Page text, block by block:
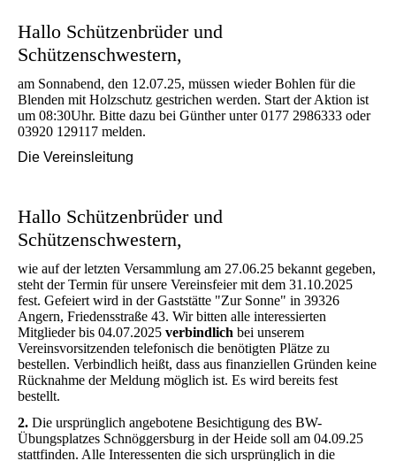
Hallo Schützenbrüder und
Schützenschwestern,
am Sonnabend, den 12.07.25, müssen wieder Bohlen für die
Blenden mit Holzschutz gestrichen werden. Start der Aktion ist
um 08:30Uhr. Bitte dazu bei Günther unter 0177 2986333 oder
03920 129117 melden.
Die Vereinsleitung
Hallo Schützenbrüder und
Schützenschwestern,
wie auf der letzten Versammlung am 27.06.25 bekannt gegeben,
steht der Termin für unsere Vereinsfeier mit dem 31.10.2025
fest. Gefeiert wird in der Gaststätte "Zur Sonne" in 39326
Angern, Friedensstraße 43. Wir bitten alle interessierten
Mitglieder bis 04.07.2025 verbindlich bei unserem
Vereinsvorsitzenden telefonisch die benötigten Plätze zu
bestellen. Verbindlich heißt, dass aus finanziellen Gründen keine
Rücknahme der Meldung möglich ist. Es wird bereits fest
bestellt.
2. Die ursprünglich angebotene Besichtigung des BW-
Übungsplatzes Schnöggersburg in der Heide soll am 04.09.25
stattfinden. Alle Interessenten die sich ursprünglich in die